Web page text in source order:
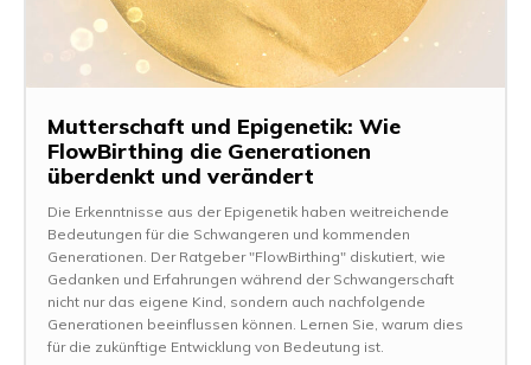
Mutterschaft und Epigenetik: Wie
FlowBirthing die Generationen
überdenkt und verändert
Die Erkenntnisse aus der Epigenetik haben weitreichende
Bedeutungen für die Schwangeren und kommenden
Generationen. Der Ratgeber "FlowBirthing" diskutiert, wie
Gedanken und Erfahrungen während der Schwangerschaft
nicht nur das eigene Kind, sondern auch nachfolgende
Generationen beeinflussen können. Lernen Sie, warum dies
für die zukünftige Entwicklung von Bedeutung ist.